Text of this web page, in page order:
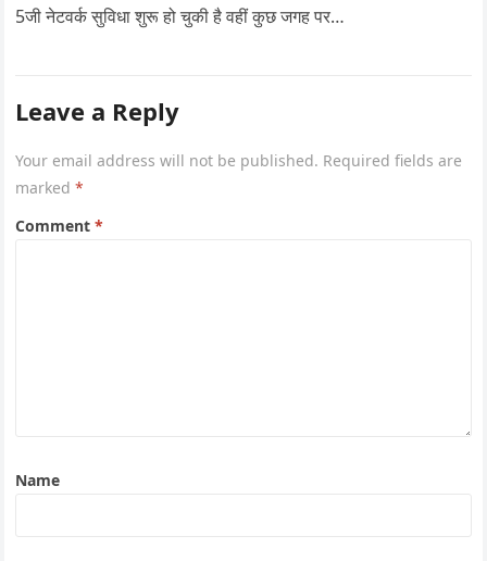
5जी नेटवर्क सुविधा शुरू हो चुकी है वहीं कुछ जगह पर…
Leave a Reply
Your email address will not be published. Required fields are
marked*
Comment*
Name